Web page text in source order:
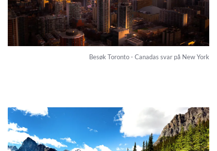
Besøk Toronto - Canadas svar på New York